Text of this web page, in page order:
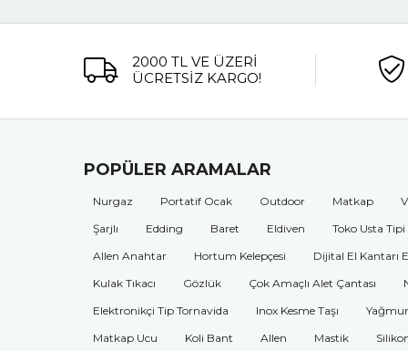
2000 TL VE ÜZERİ
ÜCRETSİZ KARGO!
POPÜLER ARAMALAR
Nurgaz Portatif Ocak Outdoor Matkap
Şarjlı
Edding Baret Eldiven
Toko Usta Tipi
Allen Anahtar
Hortum Kelepçesi
Dijital El Kantarı
Kulak Tıkacı
Gözlük Çok Amaçlı Alet Çantası
Elektronikçi Tip Tornavida
Inox Kesme Taşı
Matkap Ucu
Koli Bant Allen Mastik